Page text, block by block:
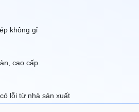
không gỉ
cao cấp.
lỗi từ nhà sản xuất